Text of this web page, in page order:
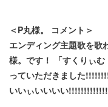
＜P丸様。 コメント＞
エンディング主題歌を歌
様。です！ 「すくりぃ
っていただきました
いいぃいいいい